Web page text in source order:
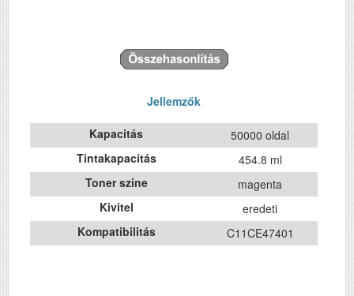
Jellemzők
Kapacitás
50000 oldal
Tintakapacítás
454.8 ml
Toner szine
magenta
Kivitel
eredeti
Kompatibilitás
C11CE47401